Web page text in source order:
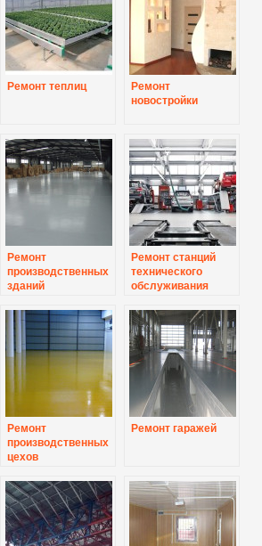
Ремонт теплиц
Ремонт
новостройки
Ремонт
производственных
зданий
Ремонт станций
технического
обслуживания
Ремонт
производственных
цехов
Ремонт гаражей